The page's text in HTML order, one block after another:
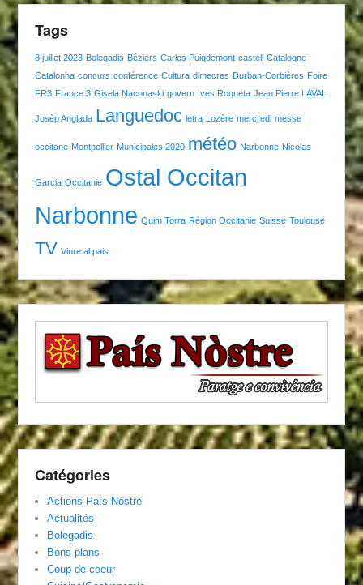
Tags
8 juillet 2023 Bolegadis Béziers Carles Puigdemont castell Catalogne
Catalonha concurs conférence Cultura dimecres Durban-Corbières Foire
FR3 France 3 Gisela Naconaski govern Ives Roqueta Jean Pierre LAVAL
Josèp Anglada Languedoc letra Lozère mercredi messe
occitane Montpellier Municipales 2020 météo Narbonne Nicolas
Garcia Occitanie Ostal Occitan
Narbonne Quim Torra Région Occitanie Suisse Toulouse
TV Viure al pais
Catégories
Actions País Nòstre
Actualités
Bolegadis
Bons plans
Coup de coeur